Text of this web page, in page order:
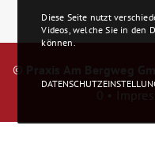
©
Diese Seite nutzt
Videos, welche Sie in den
können.